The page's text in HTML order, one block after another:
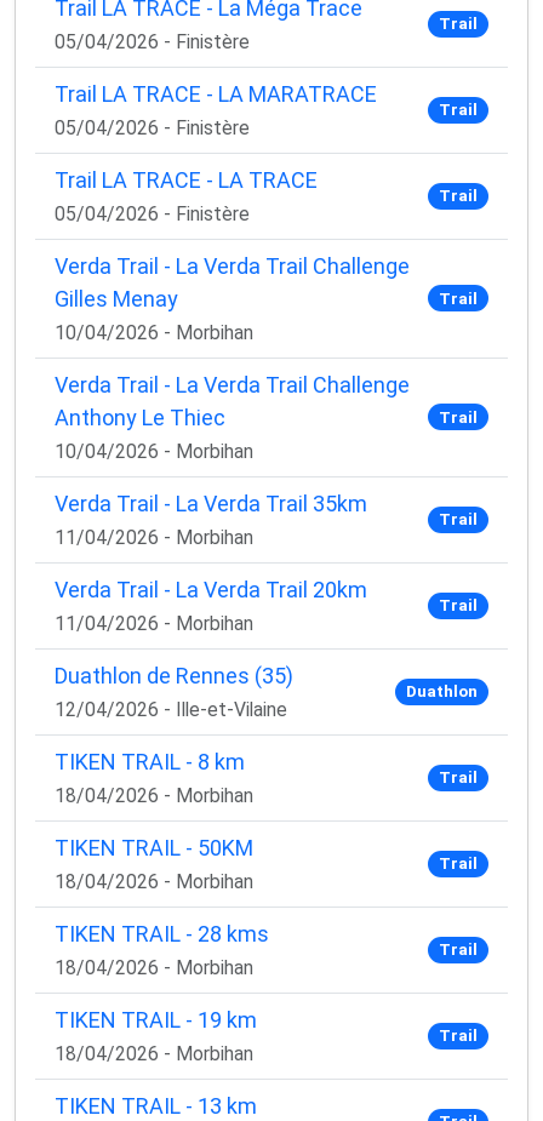
Trail LA TRACE - La Méga Trace
05/04/2026 - Finistère
Trail
Trail LA TRACE - LA MARATRACE
05/04/2026 - Finistère
Trail
Trail LA TRACE - LA TRACE
05/04/2026 - Finistère
Trail
Verda Trail - La Verda Trail Challenge
Gilles Menay
10/04/2026 - Morbihan
Trail
Verda Trail - La Verda Trail Challenge
Anthony Le Thiec
10/04/2026 - Morbihan
Trail
Verda Trail - La Verda Trail 35km
11/04/2026 - Morbihan
Trail
Verda Trail - La Verda Trail 20km
11/04/2026 - Morbihan
Trail
Duathlon de Rennes (35)
12/04/2026 - Ille-et-Vilaine
Duathlon
TIKEN TRAIL - 8 km
18/04/2026 - Morbihan
Trail
TIKEN TRAIL - 50KM
18/04/2026 - Morbihan
Trail
TIKEN TRAIL - 28 kms
18/04/2026 - Morbihan
Trail
TIKEN TRAIL - 19 km
18/04/2026 - Morbihan
Trail
TIKEN TRAIL - 13 km